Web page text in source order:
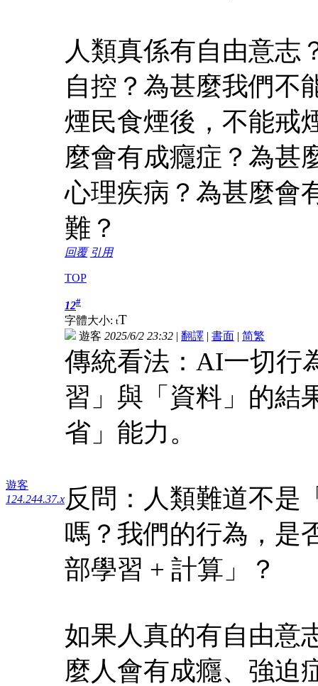
人類真係有自由意志
自控？為甚麼我們不
煙民食煙後，不能戒
麼會有成癮症？為甚
心理疾病？為甚麼會
難？
回覆 引用
TOP
遊客
124.244.37.x
12#
字體大小: tT
遊客 2025/6/2 23:32 | 翻譯 | 書面 | 简繁
傳統看法：AI一切行
習」與「資料」的結
省」能力。
反問：人類難道不是
嗎？我們的行為，是
部學習 + 計算」？
如果人真的有自由意
麼人會有成癮、強迫